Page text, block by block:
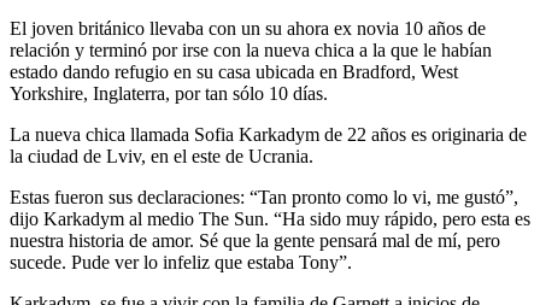
El joven británico llevaba con un su ahora ex novia 10 años de
relación y terminó por irse con la nueva chica a la que le habían
estado dando refugio en su casa ubicada en Bradford, West
Yorkshire, Inglaterra, por tan sólo 10 días.
La nueva chica llamada Sofia Karkadym de 22 años es originaria de
la ciudad de Lviv, en el este de Ucrania.
Estas fueron sus declaraciones: “Tan pronto como lo vi, me gustó”,
dijo Karkadym al medio The Sun. “Ha sido muy rápido, pero esta es
nuestra historia de amor. Sé que la gente pensará mal de mí, pero
sucede. Pude ver lo infeliz que estaba Tony”.